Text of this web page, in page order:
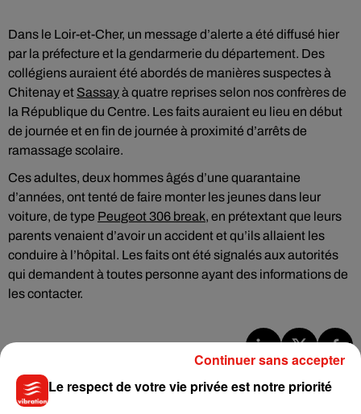
Dans le Loir-et-Cher, un message d’alerte a été diffusé hier
par la préfecture et la gendarmerie du département. Des
collégiens auraient été abordés de manières suspectes à
Chitenay et Sassayà quatre reprises selon nos confrères de
la République du Centre. Les faits auraient eu lieu en début
de journée et en fin de journée à proximité d’arrêts de
ramassage scolaire.
Ces adultes, deux hommes âgés d’une quarantaine
d’années, ont tenté de faire monter les jeunes dans leur
voiture, de type Peugeot 306 break, en prétextant que leurs
parents venaient d’avoir un accident et qu’ils allaient les
conduire à l’hôpital. Les faits ont été signalés aux autorités
qui demandent à toutes personne ayant des informations de
les contacter.
Musique
Le respect de votre vie privée est notre priorité
Continuer sans accepter